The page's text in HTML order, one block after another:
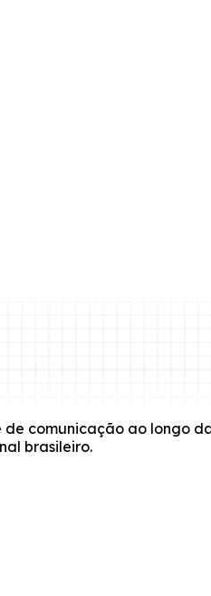
comunicação ao longo
brasileiro.